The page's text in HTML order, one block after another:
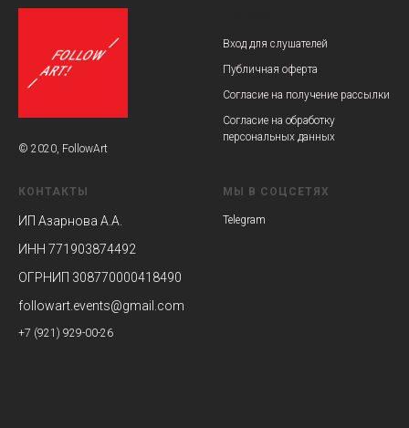
© 2020, FollowArt
Вход для слушателей
Публичная оферта
Согласие на получение рассылки
Согласие на обработку
персональных данных
КОНТАКТЫ
ИП Азарнова А.А.
ИНН 771903874492
ОГРНИП 308770000418490
followart.events@gmail.com
+7 (921) 929-00-26
МЫ В СОЦСЕТЯХ
Telegram